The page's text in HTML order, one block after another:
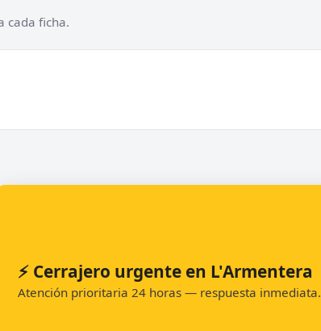
cada ficha.
⚡ Cerrajero urgente en L'Armentera
Atención prioritaria 24 horas — respuesta inmediata.